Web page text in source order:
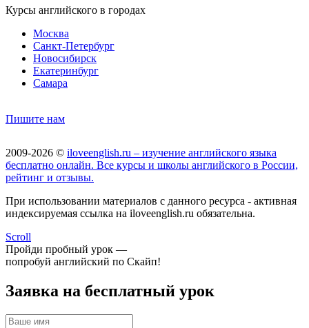
Курсы английского в городах
Москва
Санкт-Петербург
Новосибирск
Екатеринбург
Самара
Пишите нам
2009-2026 © iloveenglish.ru – изучение английского языка
бесплатно онлайн. Все курсы и школы английского в России,
рейтинг и отзывы.
При использовании материалов с данного ресурса - активная
индексируемая ссылка на iloveenglish.ru обязательна.
Scroll
Пройди пробный урок —
попробуй английский по Скайп!
Заявка на бесплатный урок